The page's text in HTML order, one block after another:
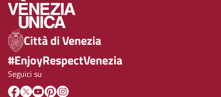
Città di Venezia
#EnjoyRespectVenezia
Seguici su